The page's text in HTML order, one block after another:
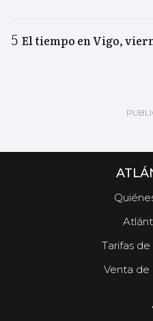
El tiempo en Vigo,
Tarifas
Venta de